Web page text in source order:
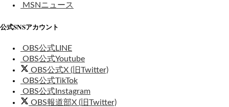
MSNニュース
公式SNSアカウント
OBS公式LINE
OBS公式Youtube
OBS公式X (旧Twitter)
OBS公式TikTok
OBS公式Instagram
OBS報道部X (旧Twitter)